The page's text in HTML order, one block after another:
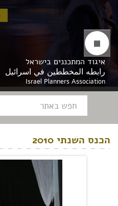
איגוד המתכננים בישראל
رابطه المخططين في اسرائيل
Israel Planners Association
הכנס השנתי 2010